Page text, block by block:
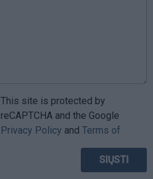
This site is protected by
reCAPTCHA and the Google
Privacy Policy and Terms of